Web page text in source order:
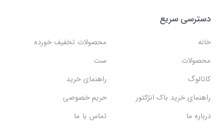
دسترسی سریع
خانه
محصولات تخفیف خورده
محصولات
ست
کاتالوگ
راهنمای خرید
راهنمای خرید باک انژکتور
حریم خصوصی
درباره ما
تماس با ما